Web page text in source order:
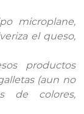
microplane,
el queso,
productos
(aun no
de colores,